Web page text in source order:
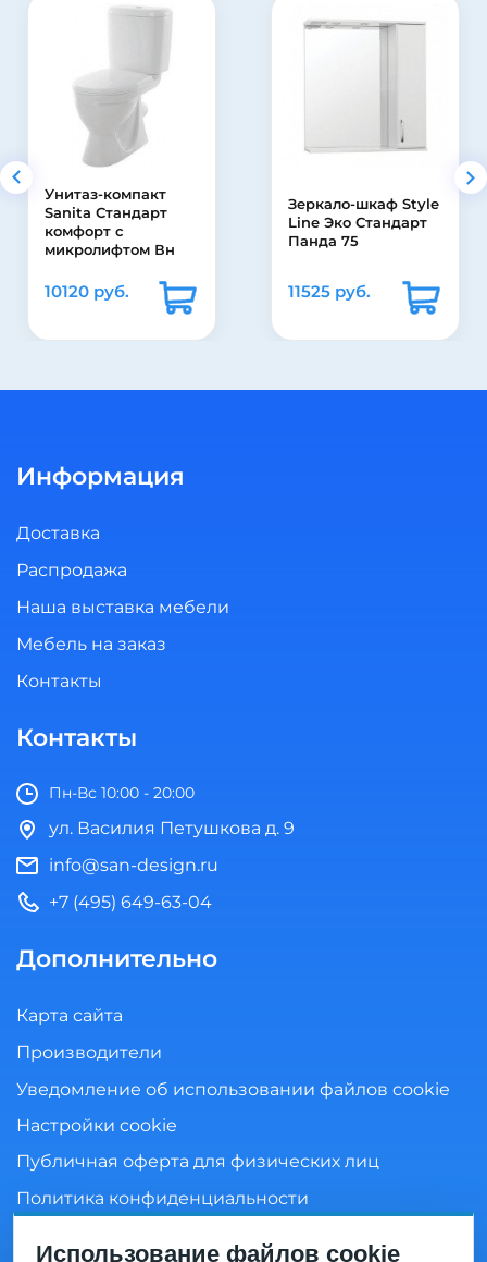
Зеркало-шкаф Style
Line Эко Стандарт
Панда 75
11525 руб.
Смеситель 1 Orange
Plito M16-100cr для
ванны с душем
10130 руб.
Информация
Доставка
Распродажа
Наша выставка мебели
Мебель на заказ
Контакты
Контакты
Пн-Вс 10:00 - 20:00
ул. Василия Петушкова д. 9
info@san-design.ru
+7 (495) 649-63-04
Дополнительно
Карта сайта
Производители
Уведомление об использовании файлов cookie
Настройки cookie
Публичная оферта для физических лиц
Политика конфиденциальности
Использование файлов cookie